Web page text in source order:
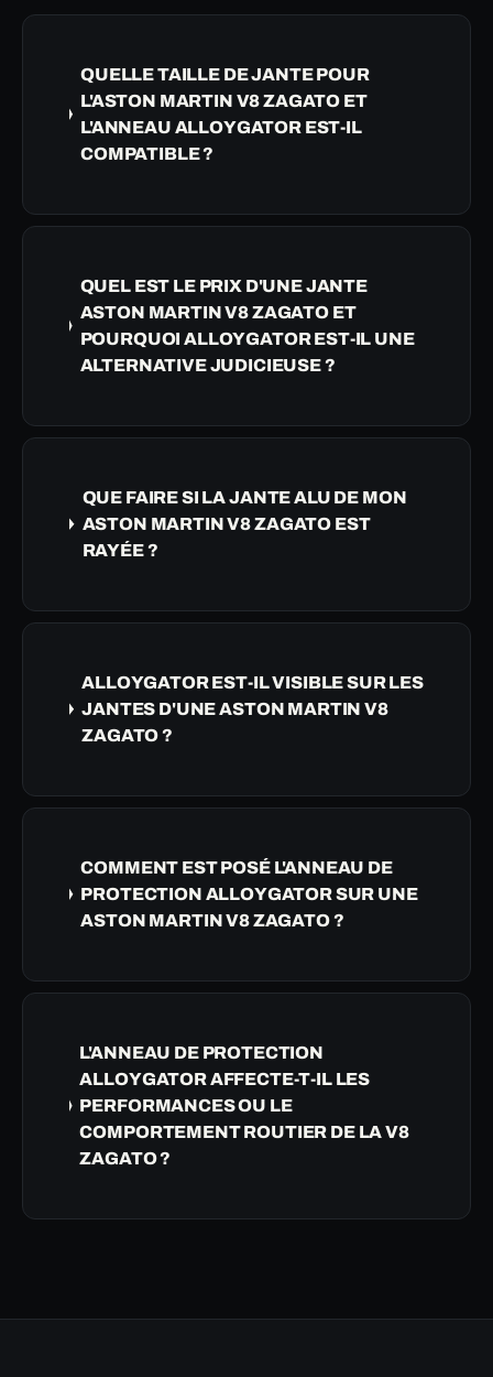
QUELLE TAILLE DE JANTE POUR
L'ASTON MARTIN V8 ZAGATO ET
L'ANNEAU ALLOYGATOR EST-IL
COMPATIBLE ?
QUEL EST LE PRIX D'UNE JANTE
ASTON MARTIN V8 ZAGATO ET
POURQUOI ALLOYGATOR EST-IL UNE
ALTERNATIVE JUDICIEUSE ?
QUE FAIRE SI LA JANTE ALU DE MON
ASTON MARTIN V8 ZAGATO EST
RAYÉE ?
ALLOYGATOR EST-IL VISIBLE SUR LES
JANTES D'UNE ASTON MARTIN V8
ZAGATO ?
COMMENT EST POSÉ L'ANNEAU DE
PROTECTION ALLOYGATOR SUR UNE
ASTON MARTIN V8 ZAGATO ?
L'ANNEAU DE PROTECTION
ALLOYGATOR AFFECTE-T-IL LES
PERFORMANCES OU LE
COMPORTEMENT ROUTIER DE LA V8
ZAGATO ?